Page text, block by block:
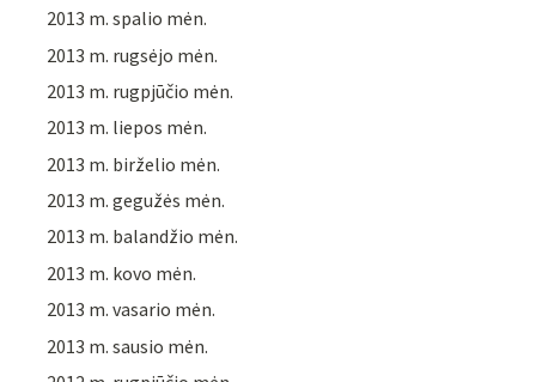
2013 m. spalio mėn.
2013 m. rugsėjo mėn.
2013 m. rugpjūčio mėn.
2013 m. liepos mėn.
2013 m. birželio mėn.
2013 m. gegužės mėn.
2013 m. balandžio mėn.
2013 m. kovo mėn.
2013 m. vasario mėn.
2013 m. sausio mėn.